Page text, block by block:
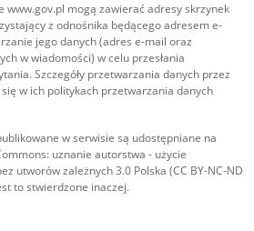
www.gov.pl mogą zawierać adresy skrzynek
z odnośnika będącego adresem e-
jego danych (adres e-mail oraz
w wiadomości) w celu przesłania
Szczegóły przetwarzania danych przez
w ich politykach przetwarzania danych
w serwisie są udostępniane na
uznanie autorstwa - użycie
utworów zależnych 3.0 Polska (CC BY-NC-ND
to stwierdzone inaczej.